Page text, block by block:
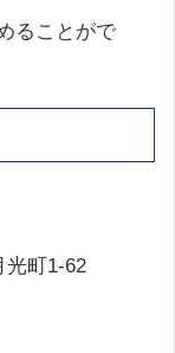
ることがで
光町1-62